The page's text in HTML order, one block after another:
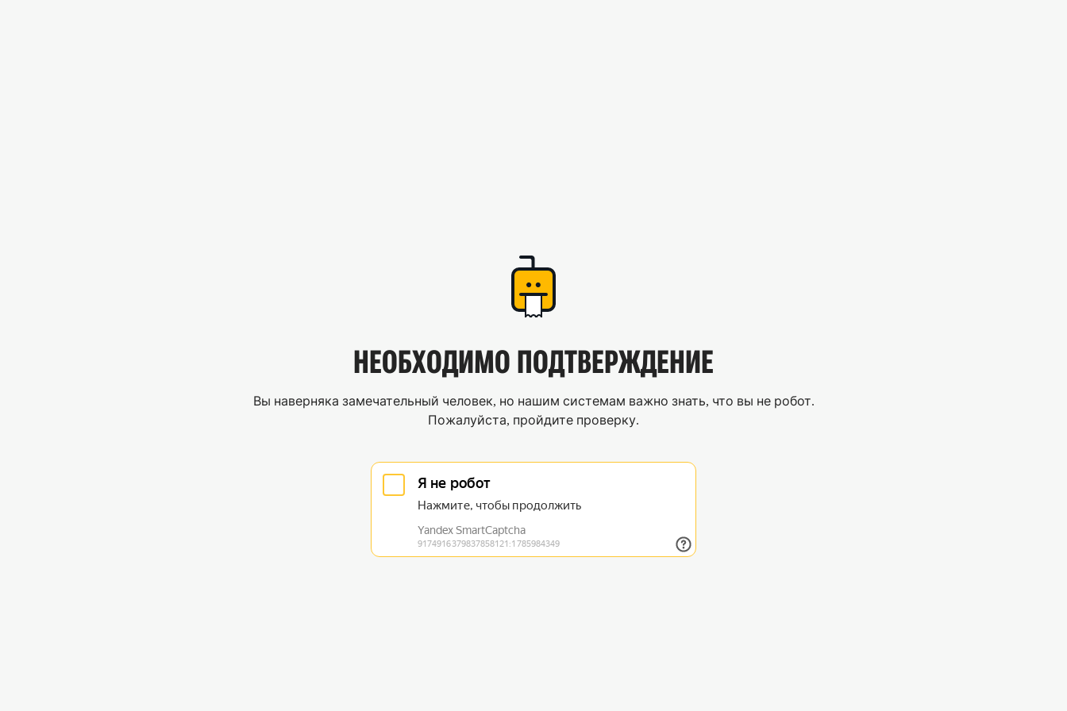
НЕОБХОДИМО ПОДТВЕРЖДЕНИЕ
Вы наверняка замечательный человек, но нашим системам важно знать, что вы не робот.
Пожалуйста, пройдите проверку.